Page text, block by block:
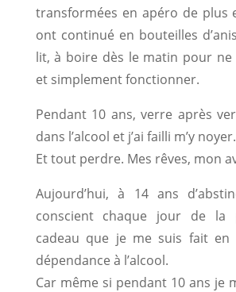
transformées en apéro de plus
ont continué en bouteilles
lit, à boire dès le matin pour
et simplement fonctionner.
Pendant 10 ans, verre après
dans l’alcool et j’ai failli m’y noyer.
Et tout perdre. Mes rêves, mon
Aujourd’hui, à 14 ans
conscient chaque jour de la
cadeau que je me suis fait
dépendance à l’alcool.
Car même si pendant 10 ans je